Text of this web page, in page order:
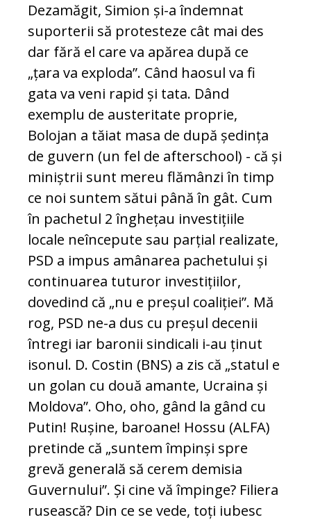
Dezamăgit, Simion și-a îndemnat
suporterii să protesteze cât mai des
dar fără el care va apărea după ce
„țara va exploda”. Când haosul va fi
gata va veni rapid și tata. Dând
exemplu de austeritate proprie,
Bolojan a tăiat masa de după ședința
de guvern (un fel de afterschool) - că și
miniștrii sunt mereu flămânzi în timp
ce noi suntem sătui până în gât. Cum
în pachetul 2 înghețau investițiile
locale neîncepute sau parțial realizate,
PSD a impus amânarea pachetului și
continuarea tuturor investițiilor,
dovedind că „nu e preșul coaliției”. Mă
rog, PSD ne-a dus cu preșul decenii
întregi iar baronii sindicali i-au ținut
isonul. D. Costin (BNS) a zis că „statul e
un golan cu două amante, Ucraina și
Moldova”. Oho, oho, gând la gând cu
Putin! Rușine, baroane! Hossu (ALFA)
pretinde că „suntem împinși spre
grevă generală să cerem demisia
Guvernului”. Și cine vă împinge? Filiera
rusească? Din ce se vede, toți iubesc